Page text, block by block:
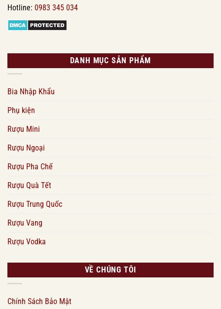
Hotline: 0983 345 034
DANH MỤC SẢN PHẨM
Bia Nhập Khẩu
Phụ kiện
Rượu Mini
Rượu Ngoại
Rượu Pha Chế
Rượu Quà Tết
Rượu Trung Quốc
Rượu Vang
Rượu Vodka
VỀ CHÚNG TÔI
Chính Sách Bảo Mật